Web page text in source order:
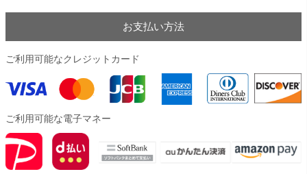
お支払い方法
ご利用可能なクレジットカード
ご利用可能な電子マネー